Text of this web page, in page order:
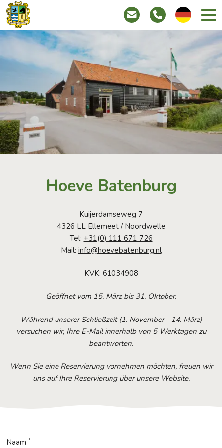
Tel:
+31(0)
671
726
Nederlands
Hoeve Batenburg
Kuijerdamseweg 7
4326 LL Ellemeet / Noordwelle
Tel: +31(0) 111 671 726
Mail: info@hoevebatenburg.nl
KVK: 61034908
Geöffnet vom 15. März bis 31. Oktober.
Während unserer Schließzeit (1. November - 14. März)
versuchen wir, Ihre E-Mail innerhalb von 5 Werktagen zu
beantworten.
Wenn Sie eine Reservierung vornehmen möchten, freuen wir
uns auf Ihre Reservierung über unsere Website.
Naam*